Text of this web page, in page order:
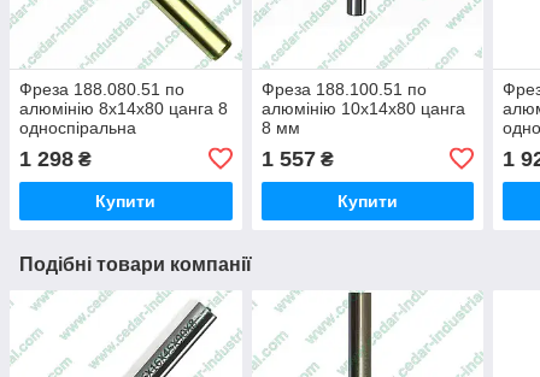
Фреза 188.080.51 по
алюмінію 8х14х80 цанга 8
односпіральна
1 298 ₴
Купити
Фреза 188.100.51 по
алюмінію 10х14х80 цанга
8 мм
1 557₴
Купити
1
Подібні товари компанії